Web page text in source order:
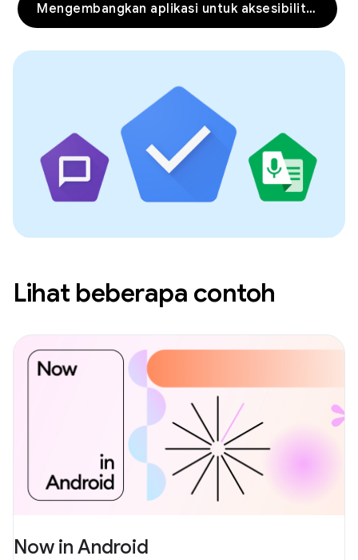
Mengembangkan aplikasi untuk aksesibilitas
Lihat beberapa contoh
Now in Android